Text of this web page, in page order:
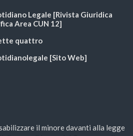
Legale [Rivista Giuridica
Area CUN 12]
quattro
[Sito Web]
il minore davanti alla legge